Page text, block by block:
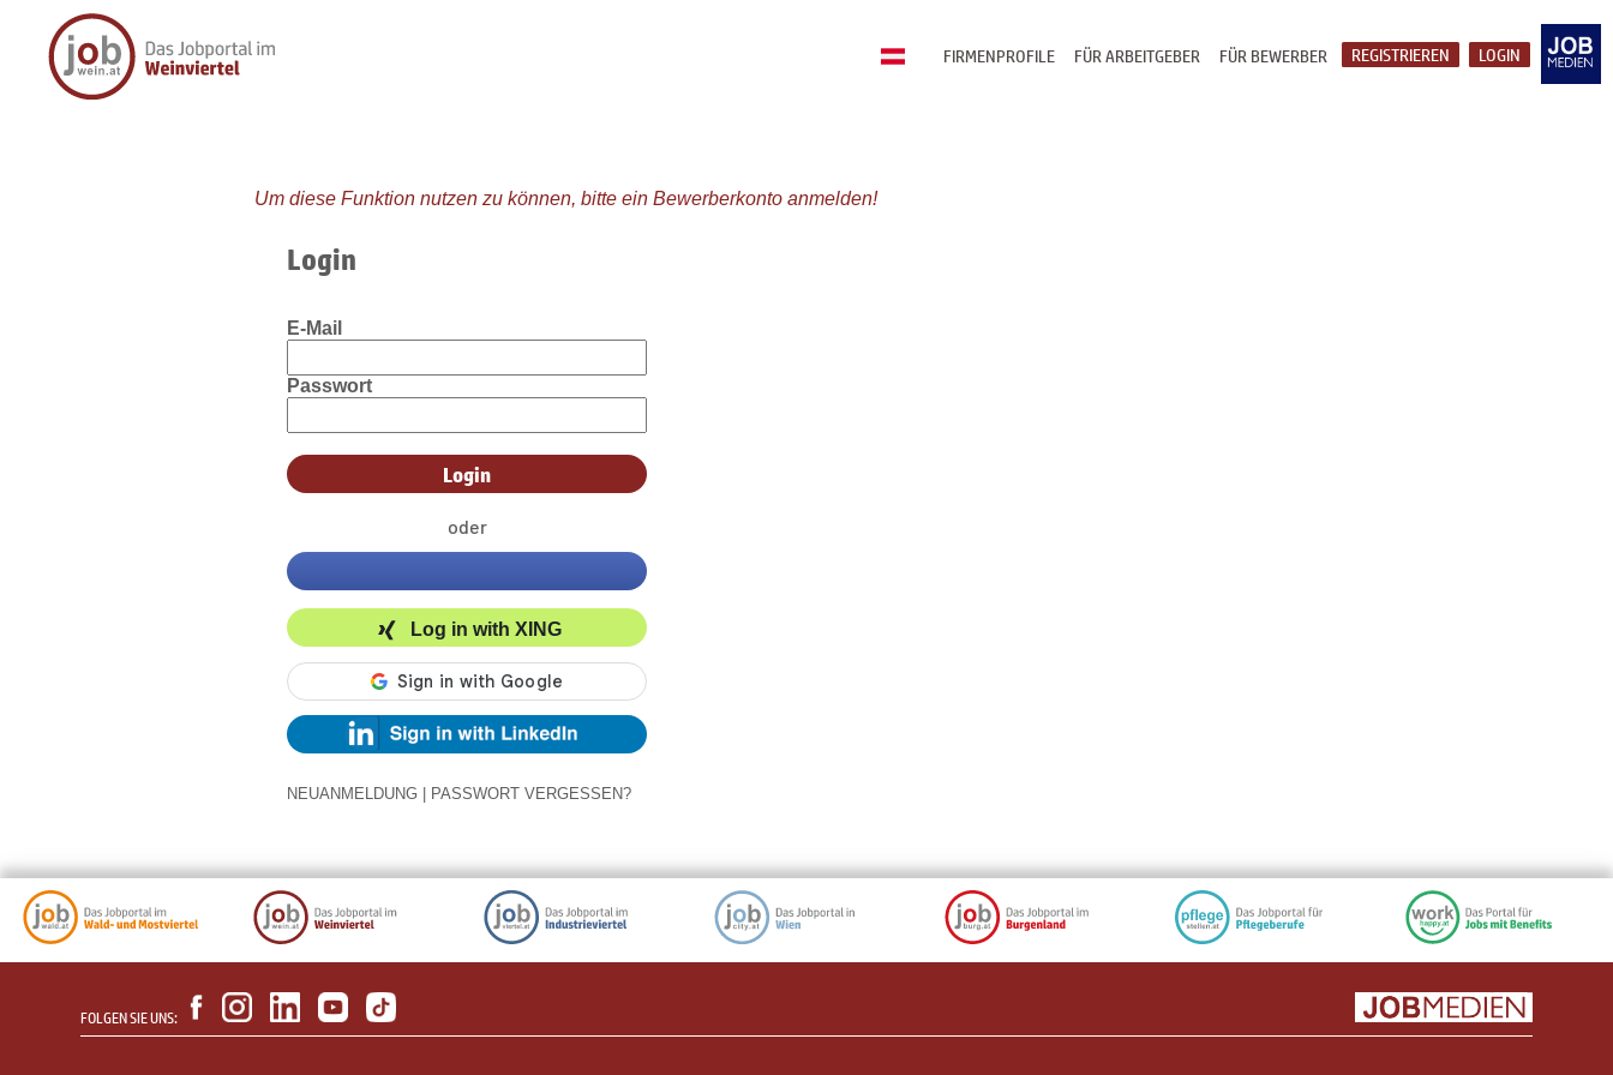
LOGIN
REGISTRIEREN
FÜR BEWERBER
FÜR ARBEITGEBER
FIRMENPROFILE
Um diese Funktion nutzen zu können, bitte ein Bewerberkonto anmelden!
Login
E-Mail
Passwort
oder
Log in with XING
NEUANMELDUNG PASSWORT VERGESSEN?
FOLGEN SIE UNS: